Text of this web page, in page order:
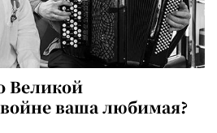
Великой
ваша любимая?